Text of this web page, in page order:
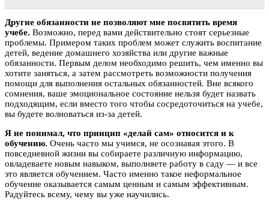
Другие обязанности не позволяют мне посвятить время
учебе. Возможно, перед вами действительно стоят серьезные
проблемы. Примером таких проблем может служить воспитание
детей, ведение домашнего хозяйства или другие важные
обязанности. Первым делом необходимо решить, чем именно вы
хотите заняться, а затем рассмотреть возможности получения
помощи для выполнения остальных обязанностей. Вне всякого
сомнения, ваше эмоциональное состояние нельзя будет назвать
подходящим, если вместо того чтобы сосредоточиться на учебе,
вы будете волноваться из-за детей.
Я не понимал, что принцип «делай сам» относится и к
обучению. Очень часто мы учимся, не осознавая этого. В
повседневной жизни вы собираете различную информацию,
овладеваете новым навыком, выполняете работу в саду — и все
это является обучением. Часто именно такое неформальное
обучение оказывается самым ценным и самым эффективным.
Радуйтесь всему, чему вы уже научились.